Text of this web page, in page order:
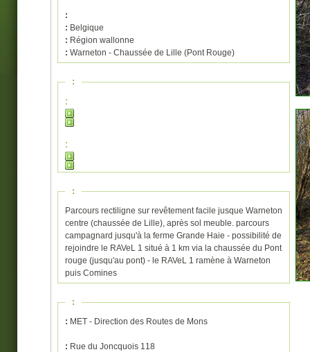
:
: Belgique
: Région wallonne
: Warneton - Chaussée de Lille (Pont Rouge)
:
:
:
:
Parcours rectiligne sur revêtement facile jusque Warneton
centre (chaussée de Lille), après sol meuble. parcours
campagnard jusqu'à la ferme Grande Haie - possibilité de
rejoindre le RAVeL 1 situé à 1 km via la chaussée du Pont
rouge (jusqu'au pont) - le RAVeL 1 ramène à Warneton
puis Comines
:
: MET - Direction des Routes de Mons
: Rue du Joncquois 118